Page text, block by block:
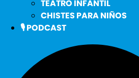
TEATRO INFANTIL
CHISTES PARA NIÑOS
🎙️ PODCAST